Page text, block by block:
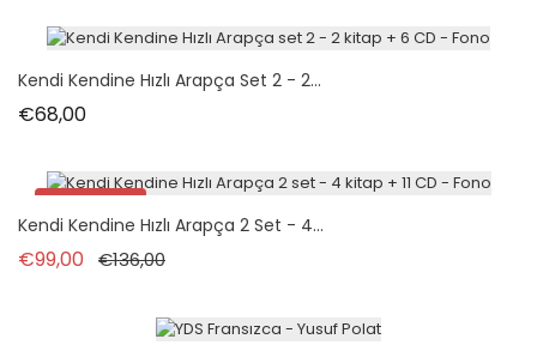
Kendi Kendine Hızlı Arapça Set 2 - 2...
€68,00Fiyat
İndirimde!
Kendi Kendine Hızlı Arapça 2 Set - 4...
€99,00 Normal fiyat
€136,00Fiyat